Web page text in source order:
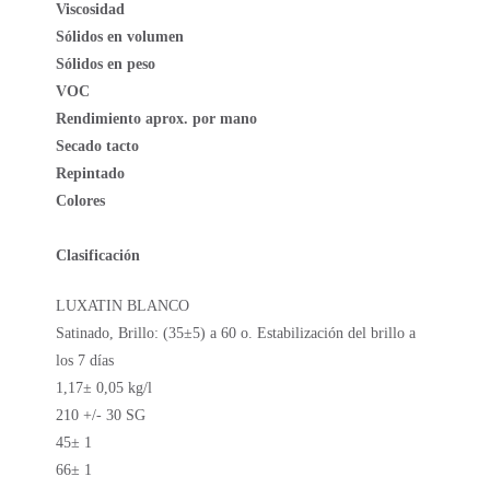
Viscosidad
Sólidos en volumen
Sólidos en peso
VOC
Rendimiento aprox. por mano
Secado tacto
Repintado
Colores
Clasificación
LUXATIN BLANCO
Satinado, Brillo: (35±5) a 60 o. Estabilización del brillo a
los 7 días
1,17± 0,05 kg/l
210 +/- 30 SG
45± 1
66± 1